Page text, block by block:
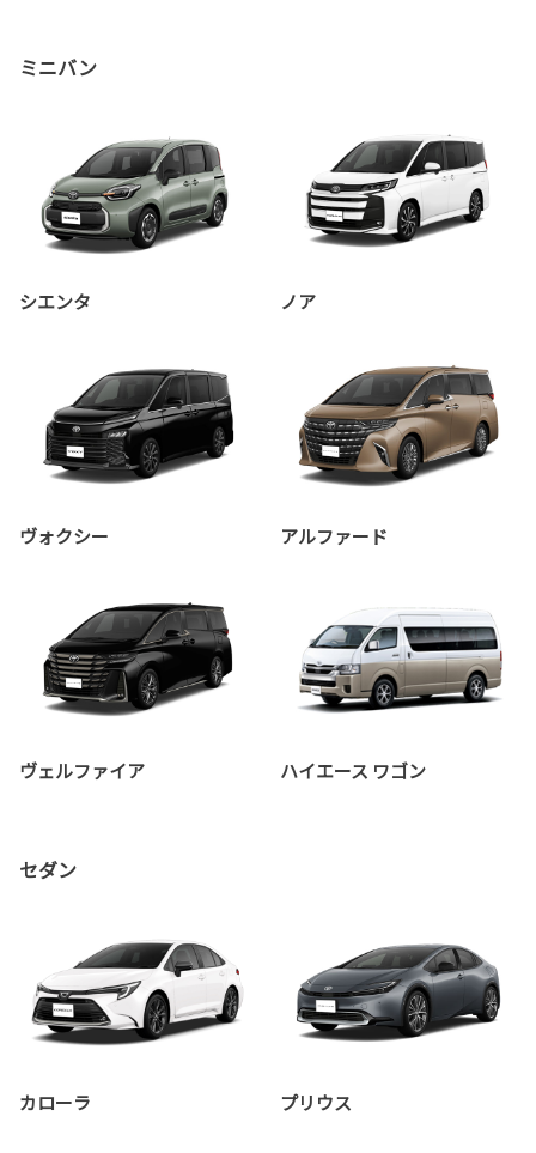
ミニバン
シエンタ ノア
ヴォクシー アルファード
ヴェルファイア ハイエース ワゴン
セダン
カローラ プリウス